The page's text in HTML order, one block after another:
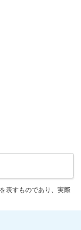
表すものであり、実際